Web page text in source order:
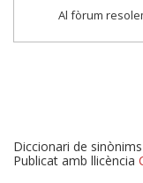
Al fòrum
Diccionari de
Publicat amb llicència